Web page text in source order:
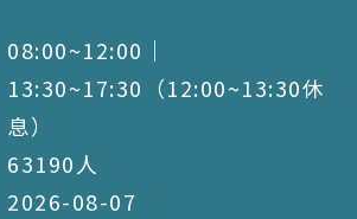
08:00~12:00｜
13:30~17:30（12:00~13:30休
息）
63190 人
2026-08-07